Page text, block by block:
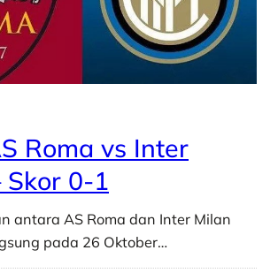
Roma vs Inter
Skor 0-1
antara AS Roma dan Inter Milan
pada 26 Oktober…